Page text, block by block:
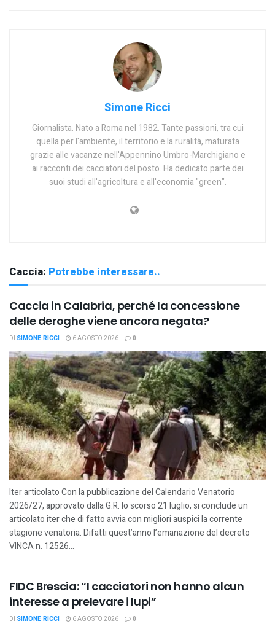
Simone Ricci
Giornalista. Nato a Roma nel 1982. Tante passioni, tra cui
quella per l'ambiente, il territorio e la ruralità, maturata
grazie alle vacanze nell'Appennino Umbro-Marchigiano e
ai racconti dei cacciatori del posto. Ha dedicato parte dei
suoi studi all'agricoltura e all'economia "green".
Caccia: Potrebbe interessare..
Caccia in Calabria, perché la concessione
delle deroghe viene ancora negata?
DI SIMONE RICCI 6 AGOSTO 2026 0
Iter articolato Con la pubblicazione del Calendario Venatorio
2026/27, approvato dalla G.R. lo scorso 21 luglio, si conclude un
articolato iter che di fatto avvia con migliori auspici la corrente
stagione venatoria. Difatti quest’anno l’emanazione del decreto
VINCA n. 12526...
FIDC Brescia: “I cacciatori non hanno alcun
interesse a prelevare i lupi”
DI SIMONE RICCI 6 AGOSTO 2026 0